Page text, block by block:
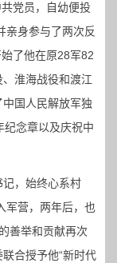
党员，自幼便投
亲身参与了两次反
了他在原28军82
淮海战役和渡江
国人民解放军独
纪念章以及庆祝中
，始终心系村
军营，两年后，也
善举和贡献再次
合授予他“新时代